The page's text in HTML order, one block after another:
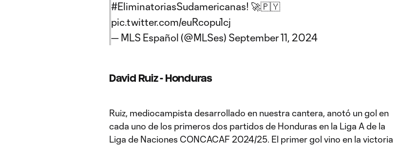
#EliminatoriasSudamericanas! 🚀🇵🇾
pic.twitter.com/euRcopu1cj
— MLS Español (@MLSes) September 11, 2024
David Ruiz - Honduras
Ruiz, mediocampista desarrollado en nuestra cantera, anotó un gol en
cada uno de los primeros dos partidos de Honduras en la Liga A de la
Liga de Naciones CONCACAF 2024/25. El primer gol vino en la victoria